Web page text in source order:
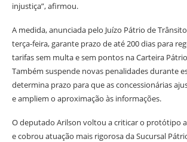
injustiça”, afirmou.
A medida, anunciada pelo Juízo Pátrio de
terça-feira, garante prazo de até 200 dias para
tarifas sem multa e sem pontos na Carteira
Também suspende novas penalidades durante
determina prazo para que as concessionárias
e ampliem o aproximação às informações.
O deputado Arilson voltou a criticar o protótipo
e cobrou atuação mais rigorosa da Sucursal